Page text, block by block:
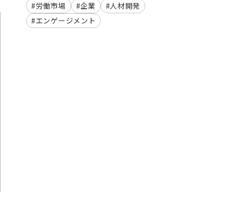
#労働市場
#企業
#人材開発
#エンゲージメント